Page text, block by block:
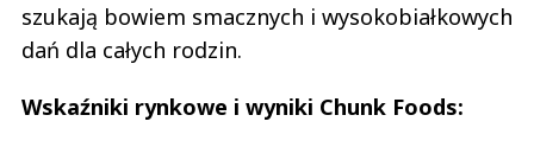
szukają bowiem smacznych i wysokobiałkowych
dań dla całych rodzin.
Wskaźniki rynkowe i wyniki Chunk Foods: